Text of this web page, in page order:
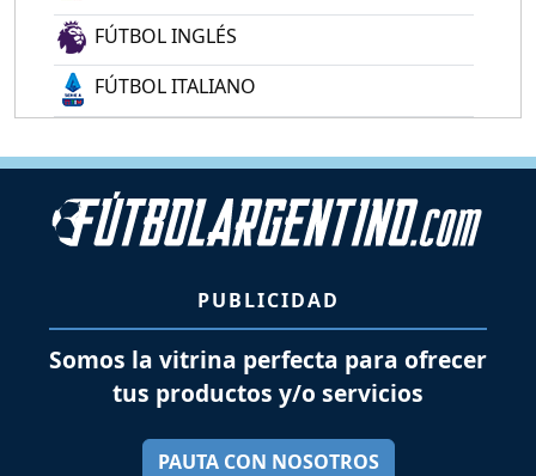
FÚTBOL INGLÉS
FÚTBOL ITALIANO
PUBLICIDAD
Somos la vitrina perfecta para ofrecer
tus productos y/o servicios
PAUTA CON NOSOTROS